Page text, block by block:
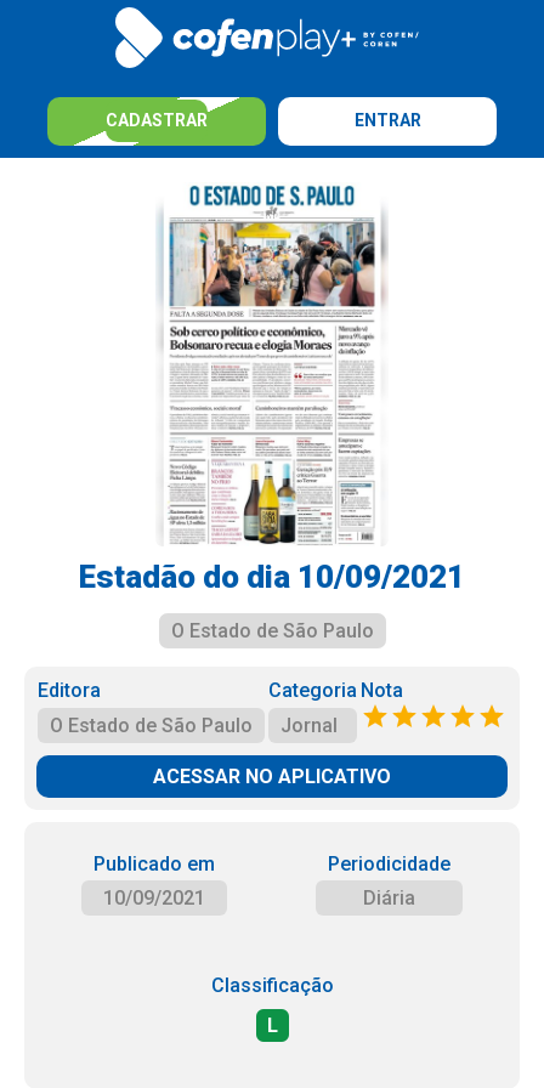
CADASTRAR ENTRAR
Estadão do dia 10/09/2021
O Estado de São Paulo
Editora
O Estado de São Paulo
Categoria
Jornal
Nota
ACESSAR NO APLICATIVO
Publicado em
10/09/2021
Periodicidade
Diária
Classificação
L